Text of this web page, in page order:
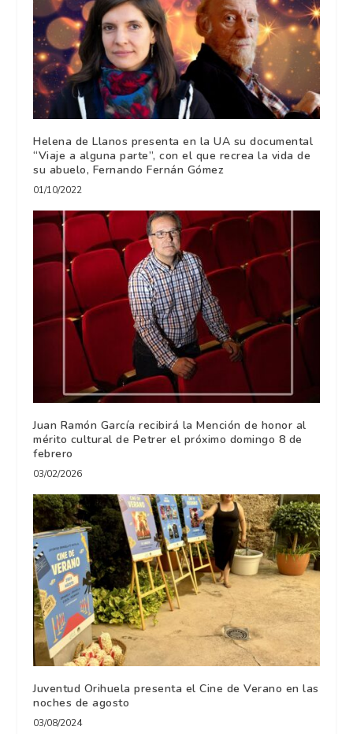
Helena de Llanos presenta en la UA su documental
“Viaje a alguna parte”, con el que recrea la vida de
su abuelo, Fernando Fernán Gómez
01/10/2022
Juan Ramón García recibirá la Mención de honor al
mérito cultural de Petrer el próximo domingo 8 de
febrero
03/02/2026
Juventud Orihuela presenta el Cine de Verano en las
noches de agosto
03/08/2024